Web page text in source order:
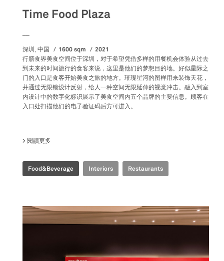
Time Food Plaza
深圳, 中国 1600 sqm 2021
行膳食界美食空间位于深圳，对于希望凭借多样的用餐机会体验从过去
到未来的时间旅行的食客来说，这里是他们的梦想目的地。好似星际之
门的入口是食客开始美食之旅的地方。璀璨星河的图样用来装饰天花，
并通过无限镜设计反射，给人一种空间无限延伸的视觉冲击。融入到室
内设计中的数字化标识展示了美食空间内五个品牌的主要信息。顾客在
入口处扫描他们的电子验证码后方可进入。
閱讀更多
Food&Beverage Interiors Restaurants